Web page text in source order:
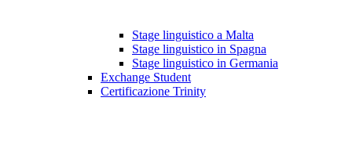
Stage linguistico a Malta
Stage linguistico in Spagna
Stage linguistico in Germania
Exchange Student
Certificazione Trinity